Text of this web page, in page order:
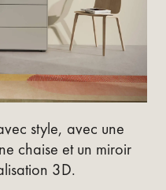
style, avec une
chaise et un miroir
3D.